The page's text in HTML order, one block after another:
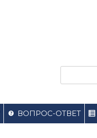
ВОПРОС-ОТВЕТ